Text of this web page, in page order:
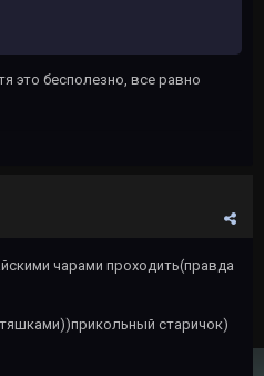
это бесполезно, все равно
чарами проходить(правда
старичок)